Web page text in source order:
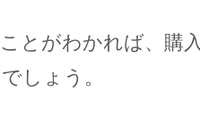
とがわかれば、購
しょう。